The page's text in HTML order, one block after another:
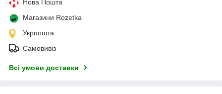
Нова Пошта
Магазини Rozetka
Укрпошта
Самовивіз
Всі умови доставки